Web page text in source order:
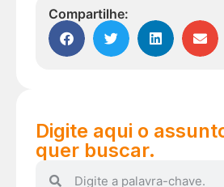
Compartilhe:
Digite aqui o
quer buscar.